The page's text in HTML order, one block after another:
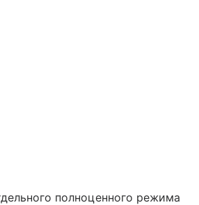
полноценного режима